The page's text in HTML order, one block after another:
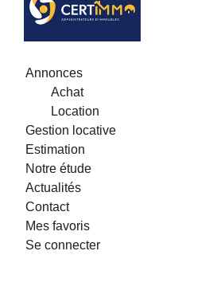
Annonces
Achat
Location
Gestion locative
Estimation
Notre étude
Actualités
Contact
Mes favoris
Se connecter